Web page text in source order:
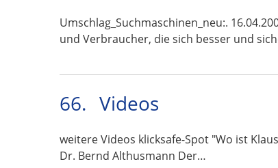
Umschlag_Suchmaschinen_neu:.
und Verbraucher, die sich besser und
66. Videos
weitere Videos klicksafe-Spot "Wo ist
Dr. Bernd Althusmann Der…